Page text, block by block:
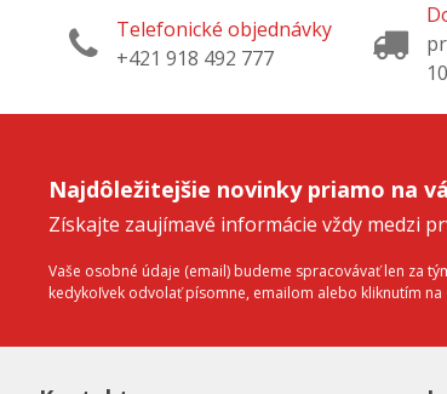
Telefonické objednávky
+421 918 492 777
Najdôležitejšie novinky priamo na
Získajte zaujímavé informácie vždy medzi
Vaše osobné údaje (email) budeme spracovávať len za
kedykoľvek odvolať písomne, emailom alebo kliknutím